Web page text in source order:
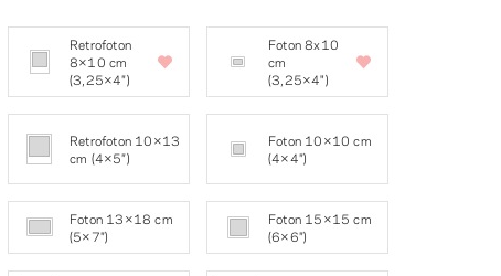
Retrofoton
8×10 cm
(3,25×4″)
Foton 8x10
cm
(3,25×4")
Retrofoton 10×13
cm (4×5″)
Foton 10×10 cm
(4×4″)
Foton 13×18 cm
(5×7″)
Foton 15×15 cm
(6×6″)